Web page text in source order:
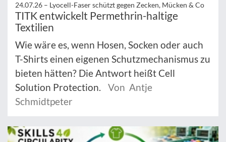
24.07.26 – Lyocell-Faser schützt gegen Zecken, Mücken & Co
TITK entwickelt Permethrin-haltige
Textilien
Wie wäre es, wenn Hosen, Socken oder auch
T-Shirts einen eigenen Schutzmechanismus zu
bieten hätten? Die Antwort heißt Cell
Solution Protection.
Von Antje
Schmidtpeter